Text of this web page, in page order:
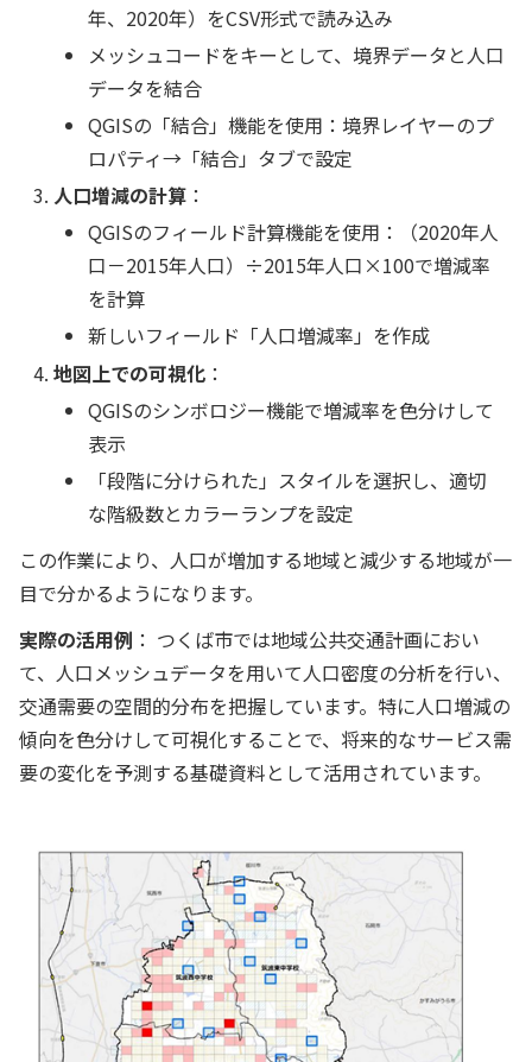
年、2020年）をCSV形式で読み込み
メッシュコードをキーとして、境界データと人口
データを結合
QGISの「結合」機能を使用：境界レイヤーのプ
ロパティ→「結合」タブで設定
人口増減の計算 ：
QGISのフィールド計算機能を使用：（2020年人
口－2015年人口）÷2015年人口×100で増減率
を計算
新しいフィールド「人口増減率」を作成
地図上での可視化 ：
QGISのシンボロジー機能で増減率を色分けして
表示
「段階に分けられた」スタイルを選択し、適切
な階級数とカラーランプを設定
この作業により、人口が増加する地域と減少する地域が一
目で分かるようになります。
実際の活用例 ： つくば市では地域公共交通計画におい
て、人口メッシュデータを用いて人口密度の分析を行い、
交通需要の空間的分布を把握しています。特に人口増減の
傾向を色分けして可視化することで、将来的なサービス需
要の変化を予測する基礎資料として活用されています。